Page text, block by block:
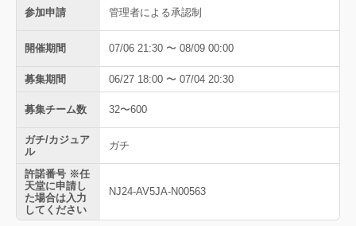
参加申請 管理者による承認制
開催期間 07/06 21:30 〜 08/09 00:00
募集期間 06/27 18:00 〜 07/04 20:30
募集チーム数 32〜600
ガチ/カジュア
ル
ガチ
許諾番号 ※任
天堂に申請し
た場合は入力
してください
NJ24-AV5JA-N00563